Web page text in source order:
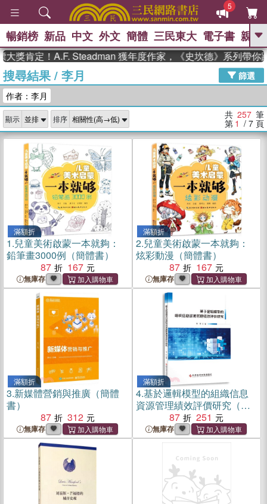
5
GO
高希均教授回憶錄
、 The Odyssey 、 父親節 、 如果歷
獎 臺灣漫遊錄 、 方念華 、 台灣的李
登輝時代
數學女孩：黎曼猜想 、
偉大的迷走神經
暢銷榜 新品 中文 外文 簡體 三民東大 電子書 親子
定！A.F. Steadman 獲年度作家，《史坎德》系列帶你踏上
搜尋結果/ 李月
篩選
作者：李月
顯示 排序 共 257 筆
第 1 / 7 頁
滿額折
1.兒童美術啟蒙一本就夠：
鉛筆畫3000例（簡體書）
87
167
無庫存
滿額折
2.兒童美術啟蒙一本就夠：
炫彩動漫（簡體書）
87
167
無庫存
滿額折
3.新媒體營銷與推廣（簡體
書）
87
312
無庫存
滿額折
4.基於邏輯模型的組織信息
資源管理績效評價研究（簡
87 251
無庫存